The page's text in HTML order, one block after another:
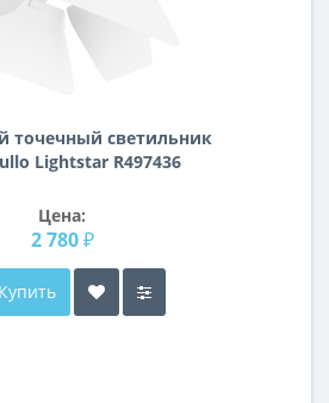
точечный светильник
Lightstar R497436
Цена:
2 780 ₽
Купить